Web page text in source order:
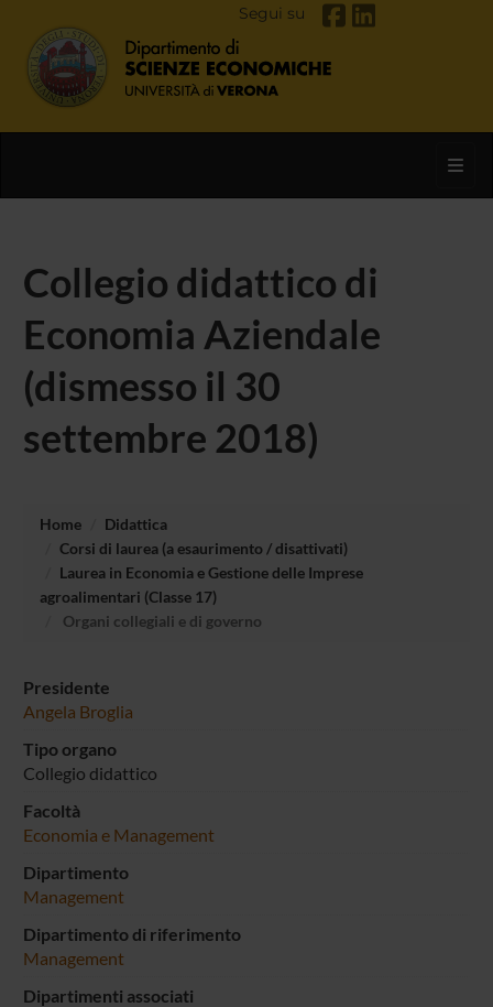
Segui su
Collegio didattico di
Economia Aziendale
(dismesso il 30
settembre 2018)
Home
Didattica
Corsi di laurea (a esaurimento / disattivati)
Laurea in Economia e Gestione delle Imprese
agroalimentari (Classe 17)
Organi collegiali e di governo
Presidente
Angela Broglia
Tipo organo
Collegio didattico
Facoltà
Economia e Management
Dipartimento
Management
Dipartimento di riferimento
Management
Dipartimenti associati